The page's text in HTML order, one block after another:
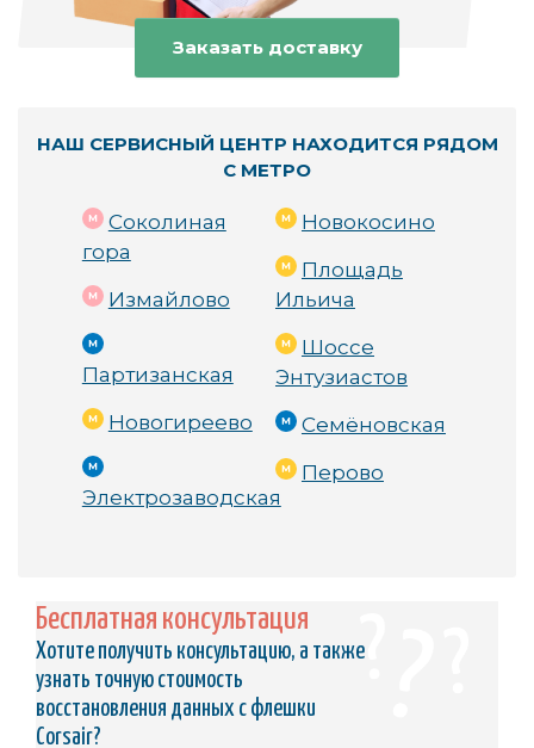
Даже устройство от проверенного бренда Corsair,
который уже более 20 лет производит качественные
flash-накопители, имеет свои приделы. В некоторых
случаях его просто нельзя починить, но на
Стоимость услуги зависит от объемов флешки,
характера поломки, а также срочности заказа. Наши
специалисты используют специализированные на
flash-устройствах программно-аппаратные
комплексы, которые позволяют справиться даже с
самыми сложными неисправностями.
Заказать доставку
НАШ СЕРВИСНЫЙ ЦЕНТР НАХОДИТСЯ РЯДОМ
С МЕТРО
Соколиная
гора
Измайлово
Партизанская
Новогиреево
Электрозаводская
Новокосино
Площадь
Ильича
Шоссе
Энтузиастов
Семёновская
Перово
Бесплатная консультация
Хотите получить консультацию, а также
узнать точную стоимость
восстановления данных с флешки
Corsair?